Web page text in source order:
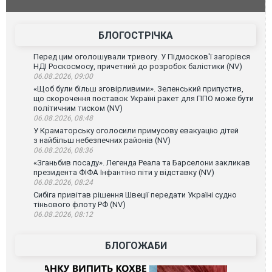
допінгової дискваліфікації. ВІДЕО
під час
Франції
БЛОГОСТРІЧКА
Перед цим оголошували тривогу. У Підмосков'ї загорівся
НДІ Роскосмосу, причетний до розробок балістики (NV)
06.08.2026, 09:00
«Щоб були більш зговірливими». Зеленський припустив,
що скорочення поставок Україні ракет для ППО може бути
політичним тиском (NV)
06.08.2026, 08:48
У Краматорську оголосили примусову евакуацію дітей
з найбільш небезпечних районів (NV)
06.08.2026, 08:36
«Зганьбив посаду». Легенда Реала та Барселони закликав
президента ФІФА Інфантіно піти у відставку (NV)
06.08.2026, 08:24
Сибіга привітав рішення Швеції передати Україні судно
тіньового флоту РФ (NV)
06.08.2026, 08:12
БЛОГОЖАБИ